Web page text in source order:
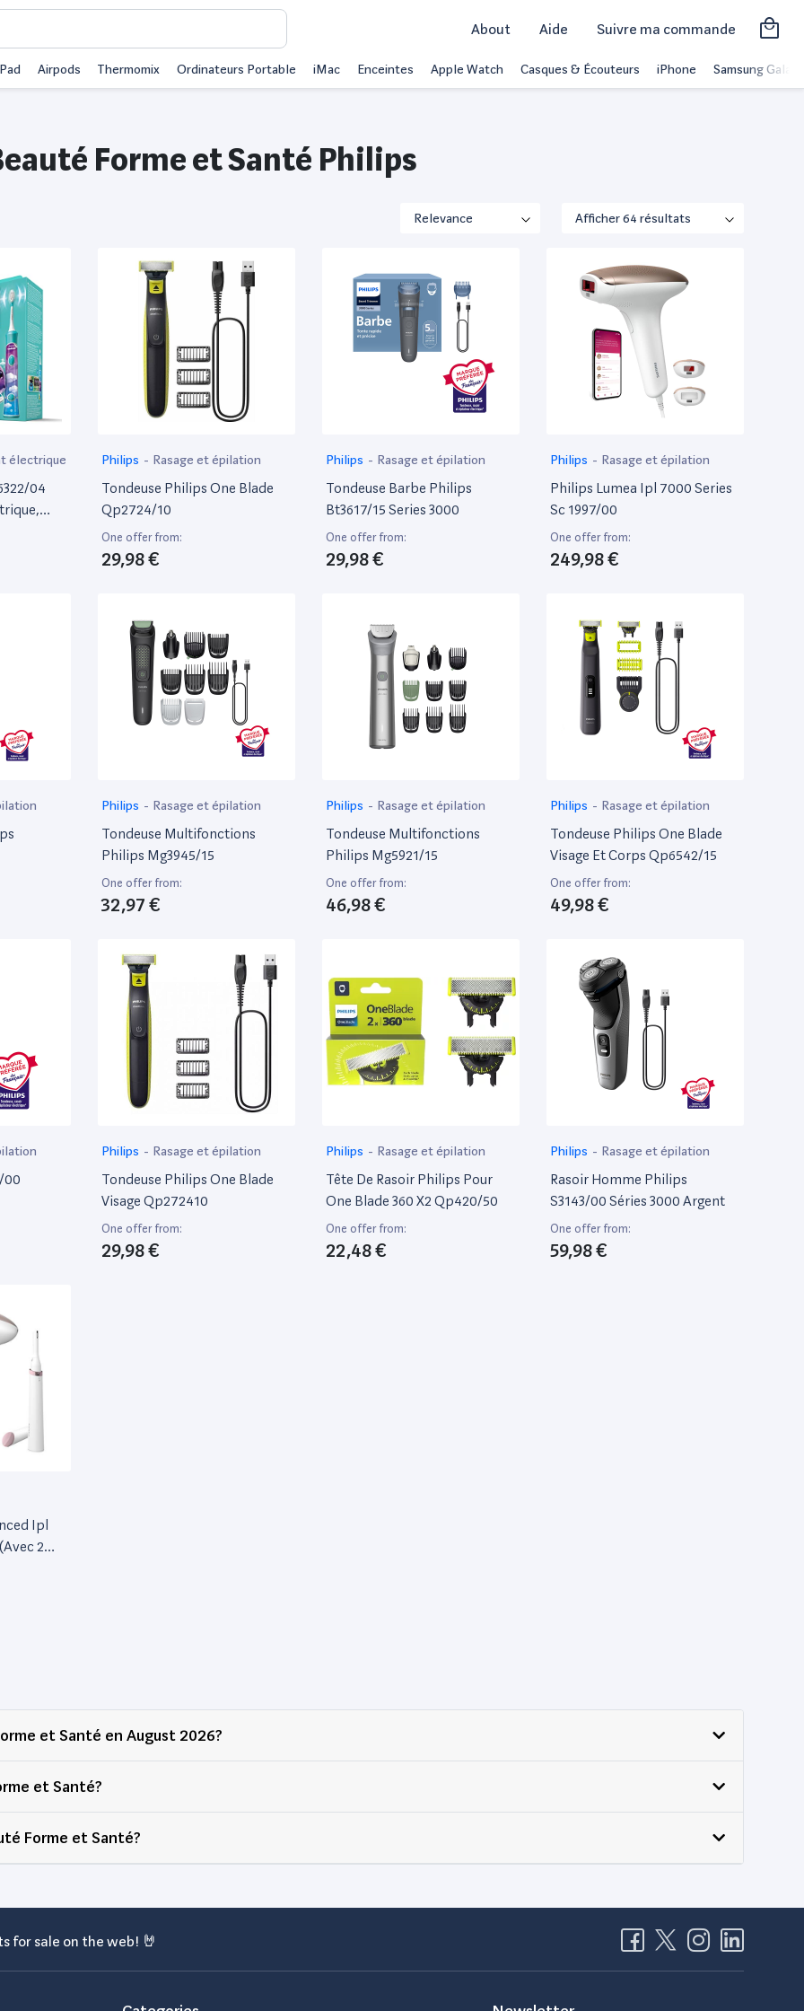
About Aide Suivre ma commande
Airpods Thermomix Ordinateurs Portable iMac Enceintes Apple Watch Casques & Écouteurs iPhone Samsung Galaxy
Forme et Santé Philips
électrique
04
Doux,
Philips - Rasage et épilation
Tondeuse Philips One Blade
Qp2724/10
One offer from:
29,98 €
Philips - Rasage et épilation
Tondeuse Barbe Philips
Bt3617/15 Series 3000
One offer from:
29,98 €
Philips - Rasage et épilation
Philips Lumea Ipl 7000 Series
Sc 1997/00
One offer from:
249,98 €
Philips - Rasage et épilation
Tondeuse Multifonctions
Philips Mg3945/15
One offer from:
32,97 €
Philips - Rasage et épilation
Tondeuse Multifonctions
Philips Mg5921/15
One offer from:
46,98 €
Philips - Rasage et épilation
Tondeuse Philips One Blade
Visage Et Corps Qp6542/15
One offer from:
49,98 €
00
Philips - Rasage et épilation
Tondeuse Philips One Blade
Visage Qp272410
One offer from:
29,98 €
Philips - Rasage et épilation
Tête De Rasoir Philips Pour
One Blade 360 X2 Qp420/50
One offer from:
22,48 €
Philips - Rasage et épilation
Rasoir Homme Philips
S3143/00 Séries 3000 Argent
One offer from:
59,98 €
Ipl
2
Et Le
et Santé en August 2026?
et Santé?
Forme et Santé?
for sale on the web! 🤘